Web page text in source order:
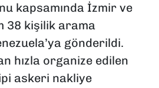
kapsamında İzmir ve
38 kişilik arama
gönderildi.
hızla organize edilen
askeri nakliye